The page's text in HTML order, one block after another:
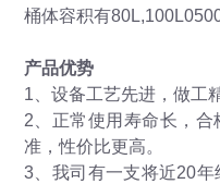
桶体容积有
产品优势
1、设备工艺先进，做工
2、正常使用寿命长，
准，性价比更高。
3、我司有一支将近20